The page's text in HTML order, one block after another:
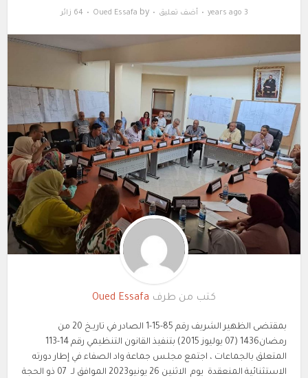
3 years ago أضف تعليق by
Oued Essafa 64 زائر
كتب من طرف Oued Essafa
بمقتضى الظهير الشريف رقم 85-15-1 الصادر في تاريـخ 20 من
رمضان1436 (07 يوليوز 2015) بتنفيذ القانون التنظيمي رقم 14-113
المتعلق بالجماعات ، اجتمع مجلـس جماعة واد الصفاء في إطار دورته
الاستثنائية المنعقدة يوم الاثنين 26 يونيو2023 الموافق لـ 07 ذو الحجة